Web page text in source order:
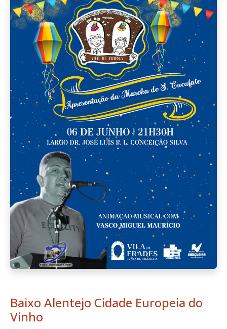
Baixo Alentejo Cidade Europeia do
Vinho